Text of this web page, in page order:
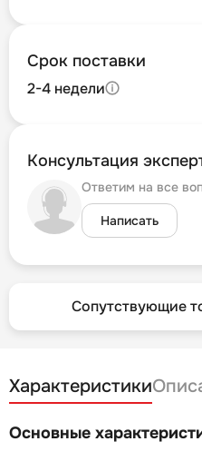
Срок поставки
2-4 недели
Консультация
Ответим на все
Написать
Сопутствующие
Характеристики
Основные